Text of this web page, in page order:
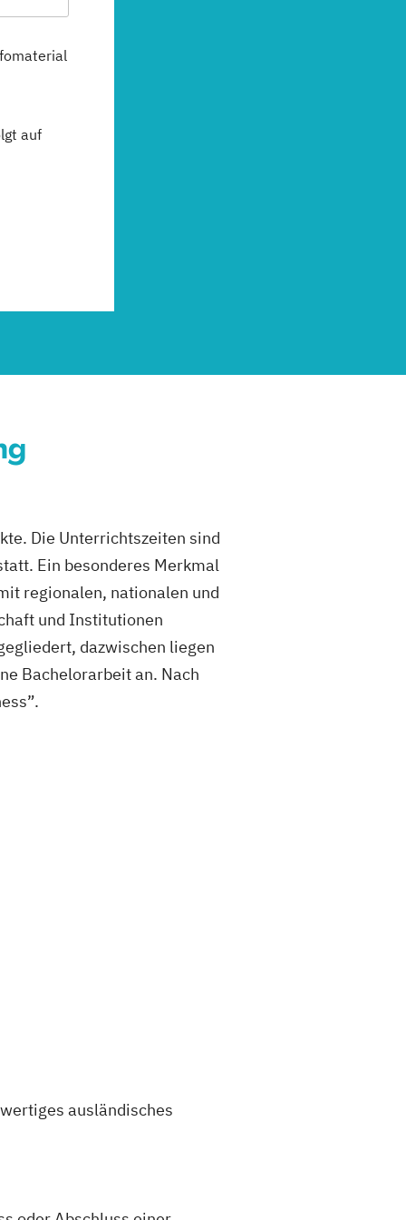
auf
Die Unterrichtszeiten sind
Ein besonderes Merkmal
regionalen, nationalen und
und Institutionen
dazwischen liegen
Bachelorarbeit an. Nach
ausländisches